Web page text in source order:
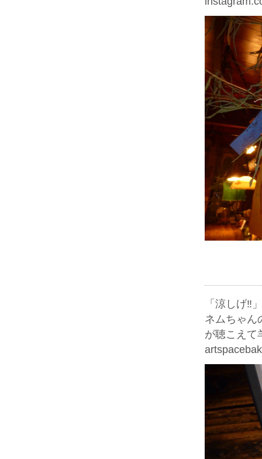
「涼しげ‼️」
ネムちゃん
が聴こえて